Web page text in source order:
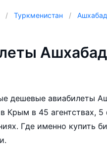
Туркменистан Ашхабад
дешевые авиабилеты
Крым в 45 агентствах, 5
Где именно купить